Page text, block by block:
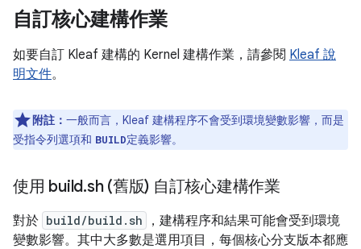
自訂核心建構作業
如要自訂 Kleaf 建構的 Kernel 建構作業，請參閱 Kleaf 說
明文件。
附註： 一般而言，Kleaf 建構程序不會受到環境變數影響，而是
受指令列選項和 BUILD定義影響。
使用 build.sh (舊版) 自訂核心建構作業
對於 build/build.sh
，建構程序和結果可能會受到環境
變數影響。其中大多數是選用項目，每個核心分支版本都應